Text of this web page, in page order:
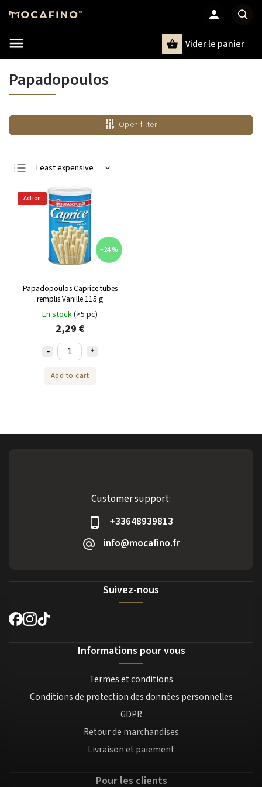
Chercher
Vider le panier
Papadopoulos
Open filter
Least expensive
Most expensive
Bestsellers
Alphabetically
Action
–24 %
Papadopoulos Caprice tubes
remplis Vanille 115 g
En stock(>5 pc)
2,29 €
Add to cart
Customer support:
+33648939813
info@mocafino.fr
Suivez-nous
Informations pour vous
Termes et conditions
Conditions de protection des données personnelles
GDPR
Retour de marchandises
Livraison et paiement
Pour les clients